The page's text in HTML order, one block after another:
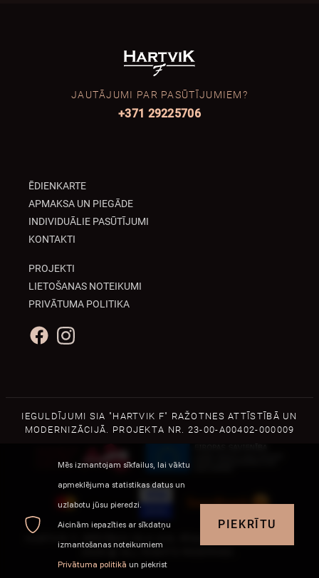
JAUTĀJUMI PAR PASŪTĪJUMIEM?
+371 29225706
ĒDIENKARTE
APMAKSA UN PIEGĀDE
INDIVIDUĀLIE PASŪTĪJUMI
KONTAKTI
PROJEKTI
LIETOŠANAS NOTEIKUMI
PRIVĀTUMA POLITIKA
IEGULDĪJUMI SIA "HARTVIK F" RAŽOTNES ATTĪSTĪBĀ UN
MODERNIZĀCIJĀ. PROJEKTA NR. 23-00-A00402-000009
Mēs izmantojam sīkfailus, lai vāktu
apmeklējuma statistikas datus un
uzlabotu jūsu pieredzi.
Aicinām iepazīties ar sīkdatņu
izmantošanas noteikumiem
Privātuma politikā un piekrist
PIEKRĪTU